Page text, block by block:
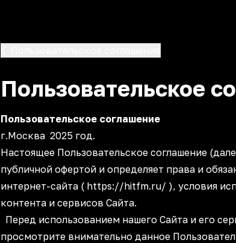
Пользовательское
Пользовательское соглашение
г.Москва 2025 год.
Настоящее Пользовательское соглашение
публичной офертой и определяет права и
интернет-сайта ( https://hitfm.ru/ ), условия
контента и сервисов Сайта.
Перед использованием нашего Сайта и его
просмотрите внимательно данное